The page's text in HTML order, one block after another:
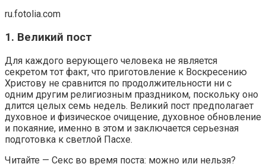
ru.fotolia.com
1. Великий пост
Для каждого верующего человека не является
секретом тот факт, что приготовление к Воскресению
Христову не сравнится по продолжительности ни с
одним другим религиозным праздником, поскольку оно
длится целых семь недель. Великий пост предполагает
духовное и физическое очищение, духовное обновление
и покаяние, именно в этом и заключается серьезная
подготовка к светлой Пасхе.
Читайте — Секс во время поста: можно или нельзя?